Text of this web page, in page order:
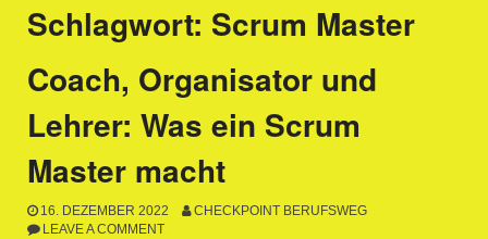
Schlagwort: Scrum Master
Coach, Organisator und
Lehrer: Was ein Scrum
Master macht
16. DEZEMBER 2022
CHECKPOINT BERUFSWEG
LEAVE A COMMENT